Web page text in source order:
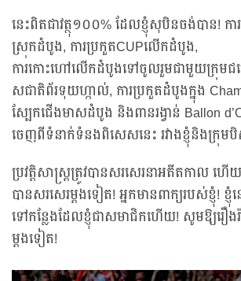
នេះពិតជាវត្ថុ១០០% ដែលខ្ញុំសុបិនចង់បាន! ក
ស្រុកដំបូង, ការប្រកួតCUPលើកដំបូង,
ការកោះហៅលើកដំបូងទៅចូលរួមជាមួយក្រុមជម្
សជាតិព័រទុយហ្កាល់, ការប្រកួតដំបូងក្នុង
ស្បែកជើងមាសដំបូង និងពានរង្វាន់ Ballon
ចេញពីទំនាក់ទំនងពិសេសនេះ រវាងខ្ញុំនិងក្រុ
ប្រវត្តិសាស្ត្រត្រូវបានសរសេរនាអតីតកាល ហើយ
បានសរសេរម្តងទៀត! អ្នកមានពាក្យរបស់ខ្ញុំ! ខ្
ទៅកន្លែងដែលខ្ញុំជាសមាជិកហើយ! សូមឱ្យរឿង
ម្តងទៀត!